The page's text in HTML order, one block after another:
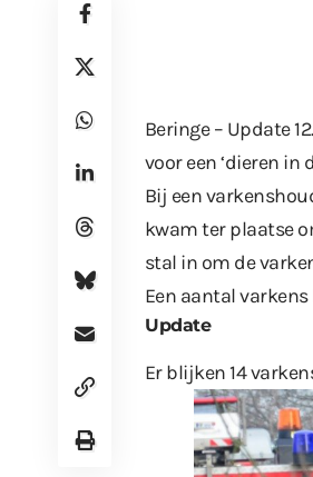
Beringe – Update
voor een ‘dieren in
Bij een
kwam ter plaatse
stal in om de
Een aantal
Update
Er blijken 14